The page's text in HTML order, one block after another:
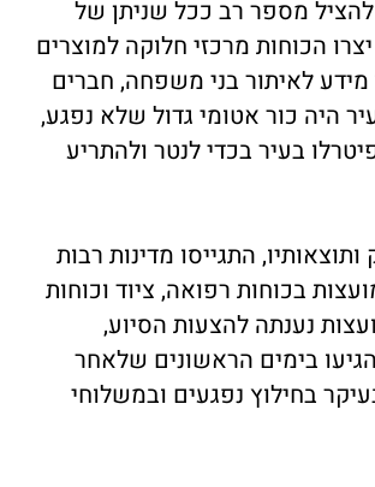
להציל מספר רב ככל שניתן של
הכוחות מרכזי חלוקה למוצרים
מידע לאיתור בני משפחה, חברים
היה כור אטומי גדול שלא נפגע,
בעיר בכדי לנטר ולהתריע
התגייסו מדינות רבות
בכוחות רפואה, ציוד וכוחות
נענתה להצעות הסיוע,
בימים הראשונים שלאחר
בחילוץ נפגעים ובמשלוחי